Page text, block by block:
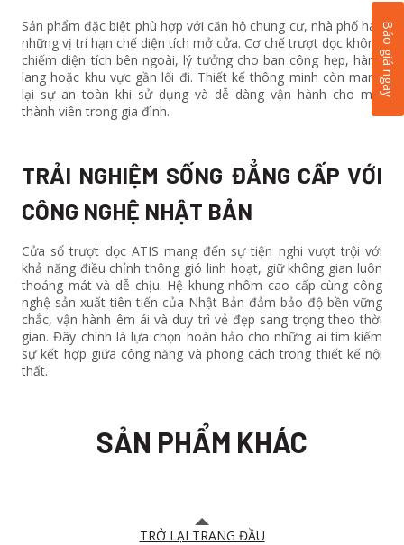
Sản phẩm đặc biệt phù hợp với căn hộ chung cư, nhà phố hay
những vị trí hạn chế diện tích mở cửa. Cơ chế trượt dọc không
chiếm diện tích bên ngoài, lý tưởng cho ban công hẹp, hành
lang hoặc khu vực gần lối đi. Thiết kế thông minh còn mang
lại sự an toàn khi sử dụng và dễ dàng vận hành cho mọi
thành viên trong gia đình.
TRẢI NGHIỆM SỐNG ĐẲNG CẤP VỚI
CÔNG NGHỆ NHẬT BẢN
Cửa sổ trượt dọc ATIS mang đến sự tiện nghi vượt trội với
khả năng điều chỉnh thông gió linh hoạt, giữ không gian luôn
thoáng mát và dễ chịu. Hệ khung nhôm cao cấp cùng công
nghệ sản xuất tiên tiến của Nhật Bản đảm bảo độ bền vững
chắc, vận hành êm ái và duy trì vẻ đẹp sang trọng theo thời
gian. Đây chính là lựa chọn hoàn hảo cho những ai tìm kiếm
sự kết hợp giữa công năng và phong cách trong thiết kế nội
thất.
SẢN PHẨM KHÁC
Báo giá ngay
TRỞ LẠI TRANG ĐẦU